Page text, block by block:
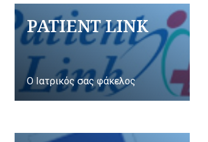
PATIENT LINK
Ο Ιατρικός σας φάκελος